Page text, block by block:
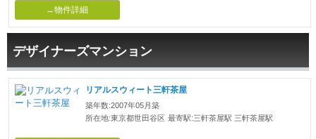
→物件詳細
デザイナーズマンション
リアルスウィート三軒茶屋
築年数:2007年05月築
所在地:東京都世田谷区 最寄駅:三軒茶屋駅 三軒茶屋駅